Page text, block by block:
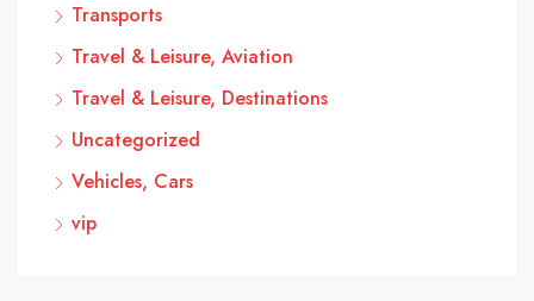
Transports
Travel & Leisure, Aviation
Travel & Leisure, Destinations
Uncategorized
Vehicles, Cars
vip